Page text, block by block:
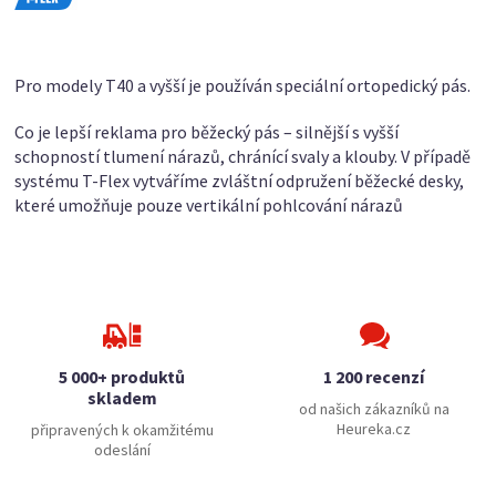
Pro modely T40 a vyšší je používán speciální ortopedický pás.
Co je lepší reklama pro běžecký pás – silnější s vyšší
schopností tlumení nárazů, chránící svaly a klouby. V případě
systému T-Flex vytváříme zvláštní odpružení běžecké desky,
které umožňuje pouze vertikální pohlcování nárazů
5 000+ produktů
skladem
připravených k okamžitému
odeslání
1 200 recenzí
od našich zákazníků na
Heureka.cz